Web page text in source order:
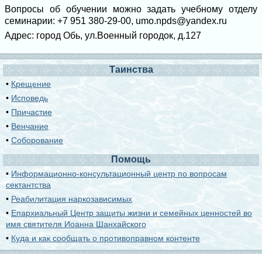
Вопросы об обучении можно задать учебному отделу
семинарии: +7 951 380-29-00, umo.npds@yandex.ru
Адрес: город Обь, ул.Военный городок, д.127
Таинства
• Крещение
• Исповедь
• Причастие
• Венчание
•Соборование
Помощь
• Информационно-консультационный центр по вопросам
сектантства
• Реабилитация наркозависимых
• Епархиальный Центр защиты жизни и семейных ценностей во
имя святителя Иоанна Шанхайского
• Куда и как сообщать о противоправном контенте